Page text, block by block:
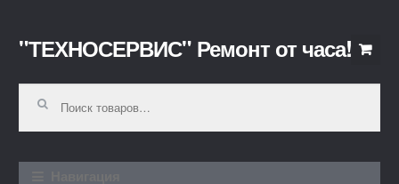
Перейти к навигации
Перейти к содержимому
"ТЕХНОСЕРВИС" Ремонт от часа!